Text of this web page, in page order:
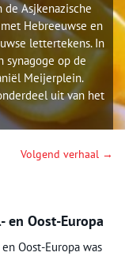
de Asjkenazische
Hebreeuwse en
lettertekens. In
synagoge op de
Meijerplein.
uit van het
Volgend verhaal →
en Oost-Europa
Oost-Europa was